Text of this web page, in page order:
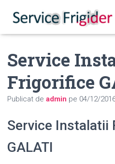
Service
Frigorifice
Publicat de admin pe 04/12/
Service Instalatii
GALATI